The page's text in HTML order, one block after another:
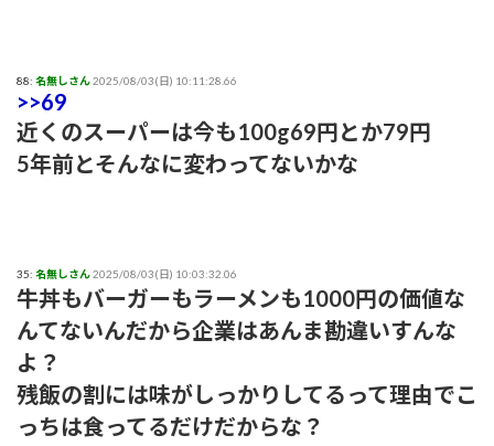
88: 名無しさん2025/08/03(日) 10:11:28.66
>>69
近くのスーパーは今も100g69円とか79円
5年前とそんなに変わってないかな
35: 名無しさん2025/08/03(日) 10:03:32.06
牛丼もバーガーもラーメンも1000円の価値な
んてないんだから企業はあんま勘違いすんな
よ？
残飯の割には味がしっかりしてるって理由でこ
っちは食ってるだけだからな？